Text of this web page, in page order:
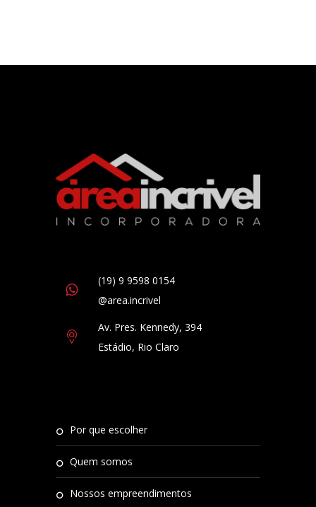
(19) 9 9598 0154
@area.incrivel
Av. Pres. Kennedy, 394
Estádio, Rio Claro
por que escolher
quem somos
nossos empreendimentos